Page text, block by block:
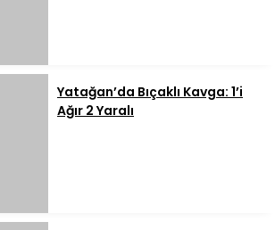
Yatağan’da Bıçaklı Kavga: 1’i
Ağır 2 Yaralı